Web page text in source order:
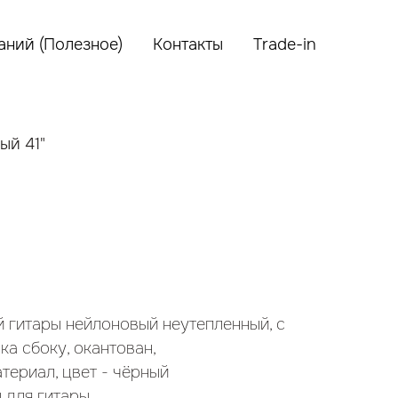
(Полезное) Контакты Trade-in
41"
гитары нейлоновый неутепленный, с
сбоку, окантован,
цвет - чёрный